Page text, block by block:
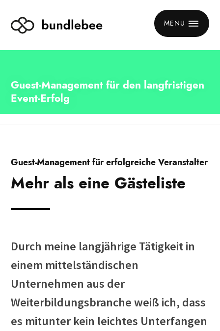
MENU
Guest-Management für den langfristigen
Event-Erfolg
Guest-Management für erfolgreiche Veranstalter
Mehr als eine Gästeliste
Durch meine langjährige Tätigkeit in
einem mittelständischen
Unternehmen aus der
Weiterbildungsbranche weiß ich, dass
es mitunter kein leichtes Unterfangen